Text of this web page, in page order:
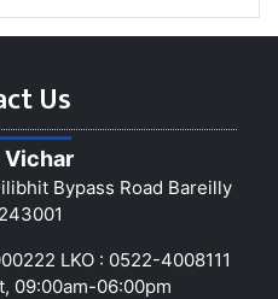
Us
Vichar
Bypass Road Bareilly
LKO : 0522-4008111
09:00am-06:00pm